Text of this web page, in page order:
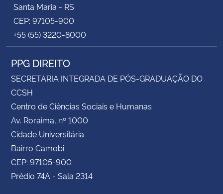
Santa Maria - RS
CEP: 97105-900
+55 (55) 3220-8000
PPG DIREITO
SECRETARIA INTEGRADA DE PÓS-GRADUAÇÃO DO
CCSH
Centro de Ciências Sociais e Humanas
Av. Roraima, nº 1000
Cidade Universitária
Bairro Camobi
CEP: 97105-900
Prédio 74A - Sala 2314